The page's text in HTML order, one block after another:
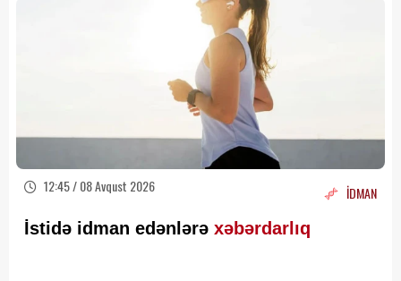
12:45 / 08 Avqust 2026 İDMAN
İstidə idman edənlərə xəbərdarlıq